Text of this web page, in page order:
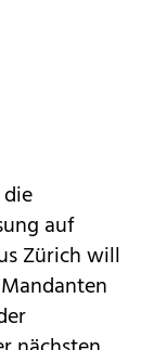
auf
Zürich will